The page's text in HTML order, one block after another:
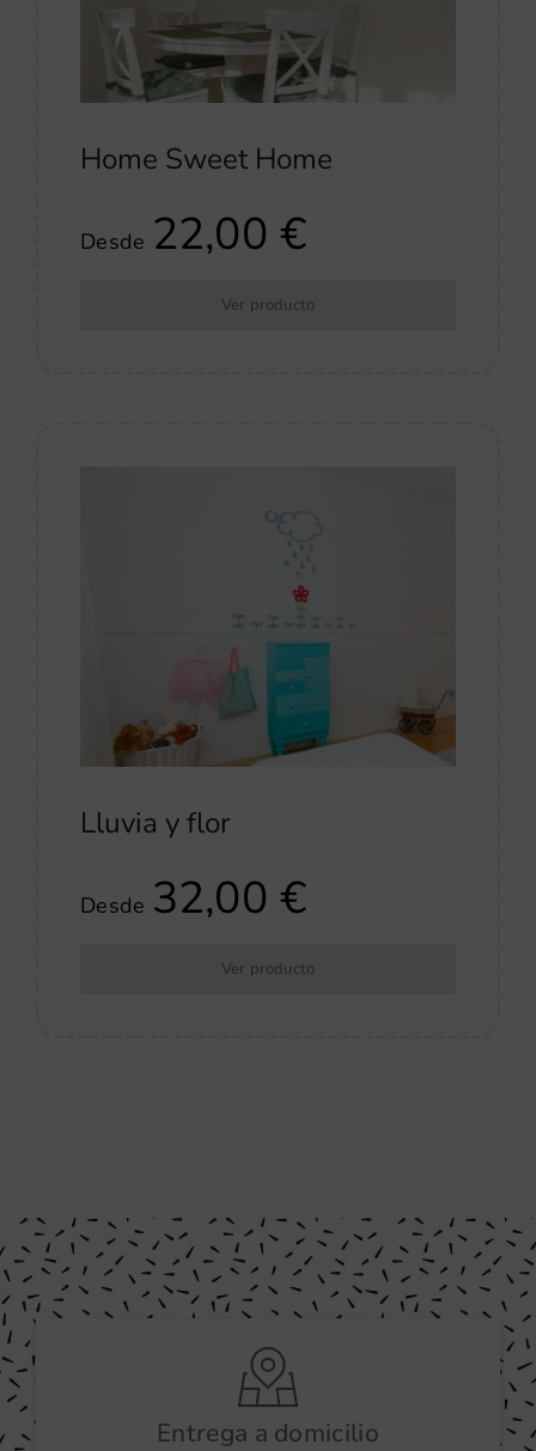
Home Sweet Home
Desde 22,00€
Ver producto
Lluvia y flor
Desde 32,00€
Ver producto
Entrega a domicilio